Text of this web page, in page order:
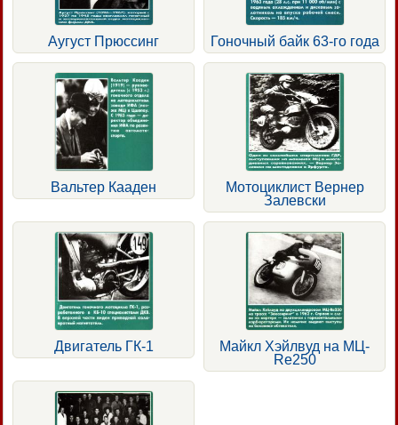
Аугуст Прюссинг Гоночный байк 63-го года
Вальтер Кааден
Мотоциклист Вернер
Залевски
Двигатель ГК-1
Майкл Хэйлвуд на МЦ-
Re250